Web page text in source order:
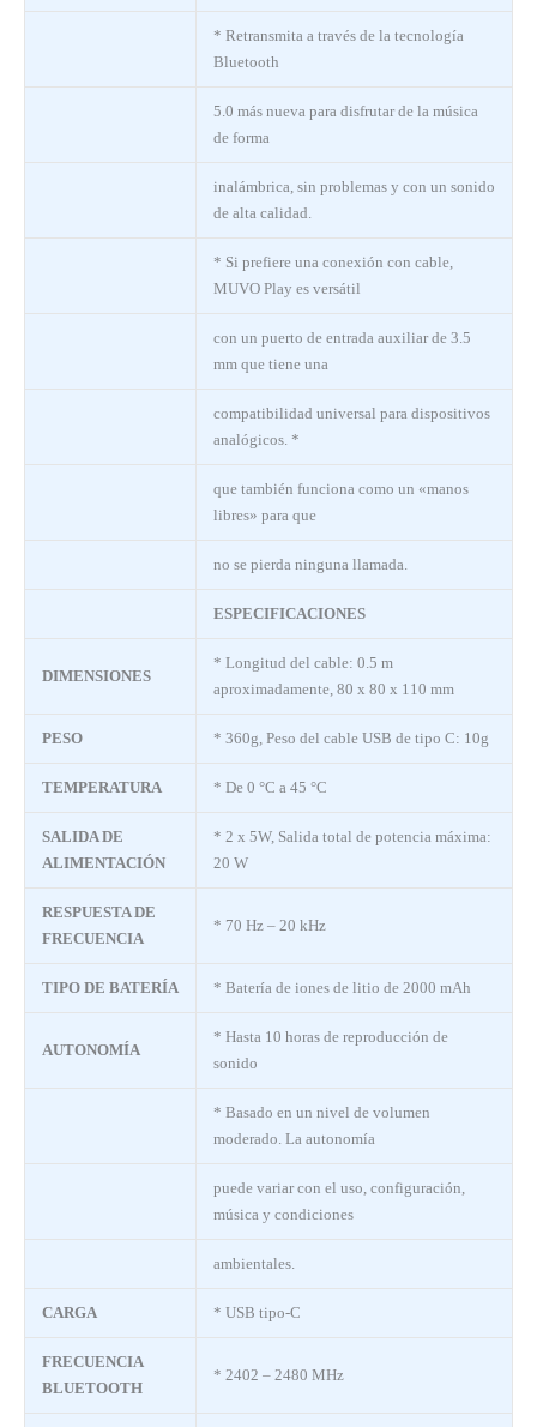
* Retransmita a través de la tecnología
Bluetooth
5.0 más nueva para disfrutar de la música
de forma
inalámbrica, sin problemas y con un sonido
de alta calidad.
* Si prefiere una conexión con cable,
MUVO Play es versátil
con un puerto de entrada auxiliar de 3.5
mm que tiene una
compatibilidad universal para dispositivos
analógicos. *
que también funciona como un «manos
libres» para que
no se pierda ninguna llamada.
ESPECIFICACIONES
DIMENSIONES
* Longitud del cable: 0.5 m
aproximadamente, 80 x 80 x 110 mm
PESO * 360g, Peso del cable USB de tipo C: 10g
TEMPERATURA * De 0 °C a 45 °C
SALIDA DE
ALIMENTACIÓN
* 2 x 5W, Salida total de potencia máxima:
20 W
RESPUESTA DE
FRECUENCIA
* 70 Hz – 20 kHz
TIPO DE BATERÍA * Batería de iones de litio de 2000 mAh
AUTONOMÍA
* Hasta 10 horas de reproducción de
sonido
* Basado en un nivel de volumen
moderado. La autonomía
puede variar con el uso, configuración,
música y condiciones
ambientales.
CARGA * USB tipo-C
FRECUENCIA
BLUETOOTH
* 2402 – 2480 MHz